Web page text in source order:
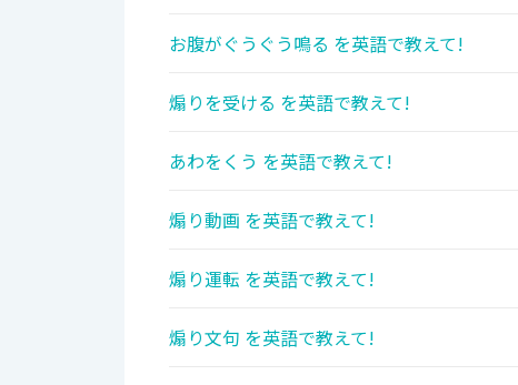
お腹がぐうぐう鳴る を英語で教えて!
煽りを受ける を英語で教えて!
あわをくう を英語で教えて!
煽り動画 を英語で教えて!
煽り運転 を英語で教えて!
煽り文句 を英語で教えて!